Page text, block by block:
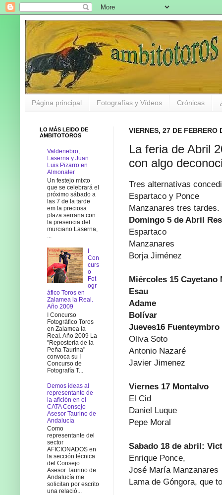
Página principal Fotografías y Vídeos Crónicas
VIERNES, 27 DE FEBRERO
La feria de Abril
con algo
Tres alternativas
Espartaco y Ponce
Manzanares tres
Domingo 5 de Abril
Espartaco
Manzanares
Borja Jiménez
Miércoles 15 Cayetano
Esau
Adame
Bolívar
Jueves16 Fuenteymbro
Oliva Soto
Antonio Nazaré
Javier Jimenez
Viernes 17 Montalvo
El Cid
Daniel Luque
Pepe Moral
Sabado 18 de abril:
Enrique Ponce,
José María Manzanares
Lama de Góngora, que
LO MÁS LEIDO DE
AMBITOTOROS
Valdenebro,
Laserna y Juan
Luis Pizarro en
Almonater
Un festejo mixto
que se celebrará el
próximo sábado a
las 7 de la tarde
em la preciosa
plaza serrana con
la presencia del
murciano Laserna,
Con
curs
o
Fot
ogr
áfico Toros en
Zalamea la Real.
Año 2009
I Concurso
Fotográfico Toros
en Zalamea la
Real. Año 2009 La
"Repostería de la
Peña Taurina"
convoca su I
Concurso de
Fotografía T...
Demos ideas al
representante de
la afición en el
CATA Consejo
Asesor Taurino de
Andalucía
Como
representante del
sector
AFICIONADOS en
la sección técnica
del Consejo
Asesor Taurino de
Andalucía me
solicitan por escrito
una relació...